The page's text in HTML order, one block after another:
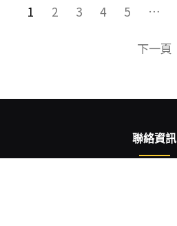
1 2 3 4 5 …
下一頁
聯絡資訊